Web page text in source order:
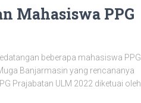
Mahasiswa PPG
beberapa mahasiswa PPG
Banjarmasin yang rencananya
Prajabatan ULM 2022 diketuai oleh